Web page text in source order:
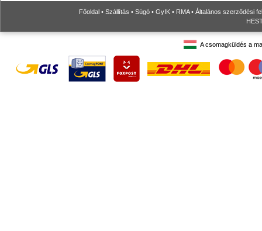
Főoldal • Szállítás • Súgó • GyIK • RMA• Általános szerződési
A csomagküldés a